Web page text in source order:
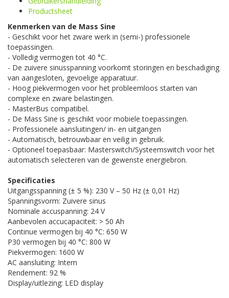
Productsheet
Kenmerken van de Mass Sine
- Geschikt voor het zware werk in (semi-) professionele
toepassingen.
- Volledig vermogen tot 40 °C.
- De zuivere sinusspanning voorkomt storingen en beschadiging
van aangesloten, gevoelige apparatuur.
- Hoog piekvermogen voor het probleemloos starten van
complexe en zware belastingen.
- MasterBus compatibel.
- De Mass Sine is geschikt voor mobiele toepassingen.
- Professionele aansluitingen/ in- en uitgangen
- Automatisch, betrouwbaar en veilig in gebruik.
- Optioneel toepasbaar: Masterswitch/Systeemswitch voor het
automatisch selecteren van de gewenste energiebron.
Specificaties
Uitgangsspanning (± 5 %): 230 V – 50 Hz (± 0,01 Hz)
Spanningsvorm: Zuivere sinus
Nominale accuspanning: 24 V
Aanbevolen accucapaciteit: > 50 Ah
Continue vermogen bij 40 °C: 650 W
P30 vermogen bij 40 °C: 800 W
Piekvermogen: 1600 W
AC aansluiting: Intern
Rendement: 92 %
Display/uitlezing: LED display